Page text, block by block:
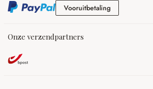
VooruitbetalingVooruitbetaling
Onze verzendpartners